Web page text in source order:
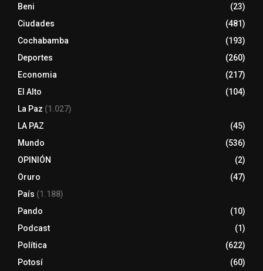
Beni
(23)
Ciudades
(481)
Cochabamba
(193)
Deportes
(260)
Economia
(217)
El Alto
(104)
La Paz (1.027)
LA PAZ
(45)
Mundo
(536)
OPINIÓN
(2)
Oruro
(47)
País (1.188)
Pando
(10)
Podcast
(1)
Política
(622)
Potosí
(60)